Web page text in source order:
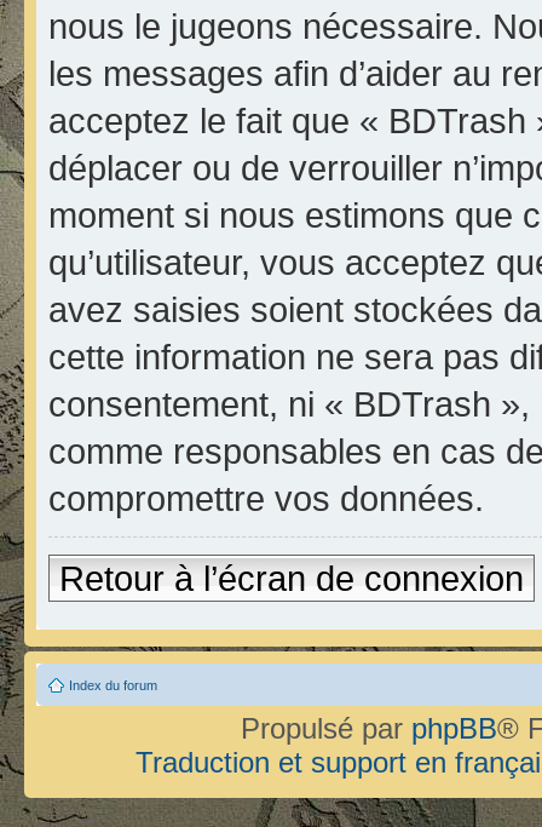
nous le jugeons nécessaire.
les messages afin d’aider au
acceptez le fait que « BDTrash
déplacer ou de verrouiller
moment si nous estimons que
qu’utilisateur, vous acceptez
avez saisies soient stockées
cette information ne sera pas
consentement, ni « BDTrash
comme responsables en cas
compromettre vos données.
Retour à l’écran de connexion
Index du forum
Propulsé par phpBB®
Traduction et support en